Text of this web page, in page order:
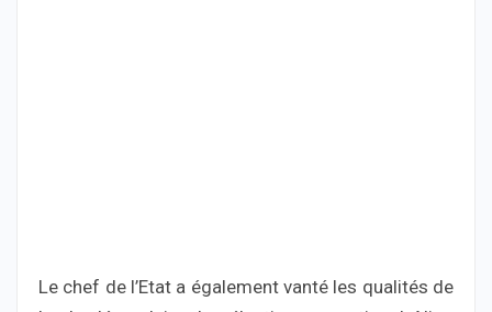
Le chef de l’Etat a également vanté les qualités de